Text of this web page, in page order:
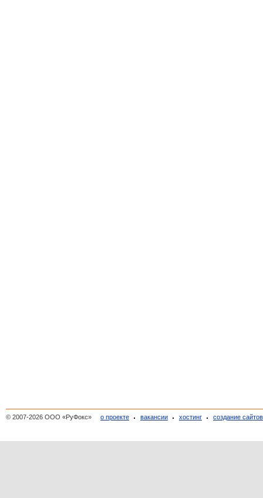
© 2007-2026 ООО «РуФокс» о проекте вакансии хостинг создание сайтов